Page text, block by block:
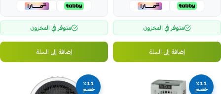
متوفر في المخزون
إضافة إلى السلة
متوفر في المخزون
إضافة إلى السلة
٪11
خصم
٪11
خصم